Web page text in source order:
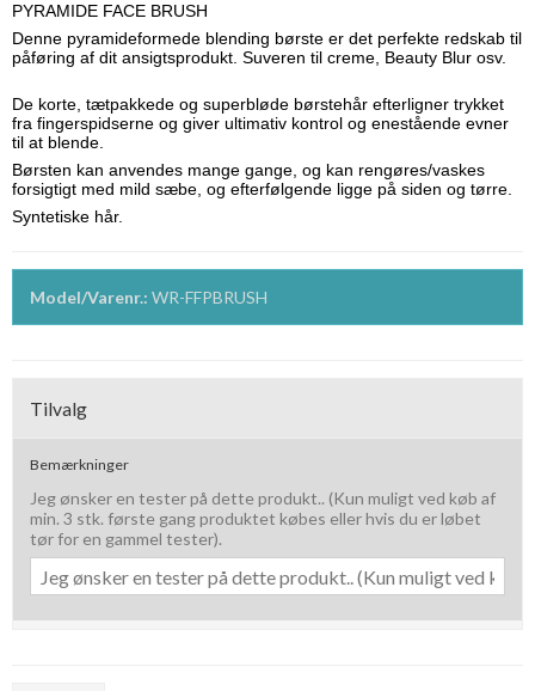
PYRAMIDE FACE BRUSH
Denne pyramideformede blending børste er det perfekte redskab til
påføring af dit ansigtsprodukt Suveren til creme, Beauty Blur osv.
De korte tætpakkede og superbløde børstehår efterligner trykket
fra fingerspidserne og giver ultimativ kontrol og enestående evner
til at blende.
Børsten kan anvendes mange gange , og kan rengøres/vaskes
forsigtigt med mild sæbe , og efterfølgende ligge på siden og tørre
Syntetiske hår.
Model/Varenr.: WR-FFPBRUSH
Tilvalg
Bemærkninger
Jeg ønsker en tester på dette produkt.. (Kun muligt ved køb af
min. 3 stk. første gang produktet købes eller hvis du er løbet
tør for en gammel tester).